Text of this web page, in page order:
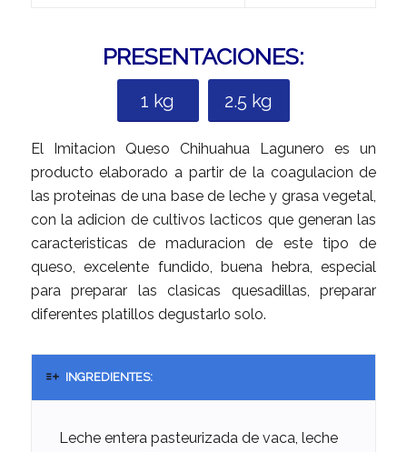
PRESENTACIONES:
1 kg 2.5 kg
El Imitacion Queso Chihuahua Lagunero es un
producto elaborado a partir de la coagulacion de
las proteinas de una base de leche y grasa vegetal,
con la adicion de cultivos lacticos que generan las
caracteristicas de maduracion de este tipo de
queso, excelente fundido, buena hebra, especial
para preparar las clasicas quesadillas, preparar
diferentes platillos degustarlo solo.
INGREDIENTES:
Leche entera pasteurizada de vaca, leche